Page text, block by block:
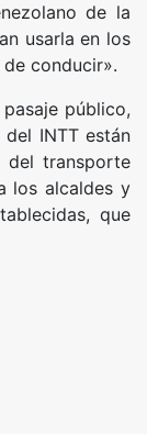
de la
usarla en los
conducir».
público,
INTT están
del transporte
los alcaldes y
que